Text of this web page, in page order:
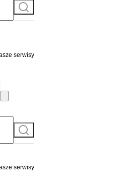
Szukaj
do serwisu
serwisy
Szukaj
serwisy